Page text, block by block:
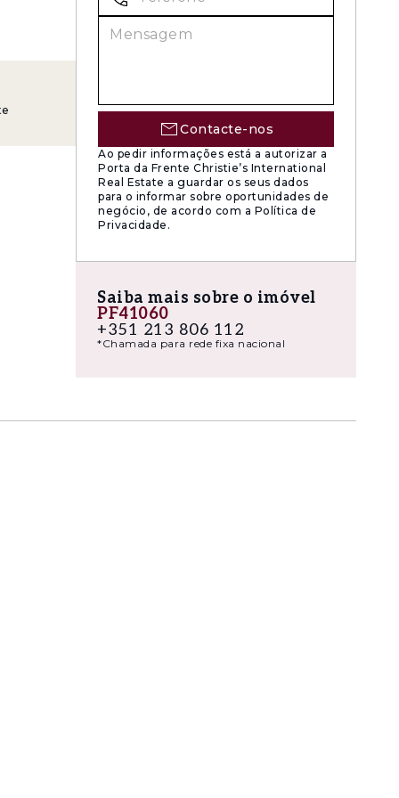
Contacte-nos
Ao pedir informações está a autorizar a
Porta da Frente Christie’s International
Real Estate a guardar os seus dados
para o informar sobre oportunidades de
negócio, de acordo com a Política de
Privacidade.
Saiba mais sobre o imóvel
PF41060
+351 213 806 112
*Chamada para rede fixa nacional